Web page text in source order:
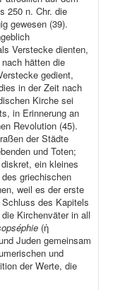
250 n. Chr. die
gewesen (39).
Verstecke dienten,
hätten die
gedient,
in der Zeit nach
Kirche sei
in Erinnerung an
Revolution (45).
der Städte
und Toten;
ein kleines
griechischen
weil es der erste
des Kapitels
Kirchenväter in all
(ἡ
Juden gemeinsam
und
der Werte, die